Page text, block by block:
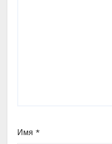
Имя *